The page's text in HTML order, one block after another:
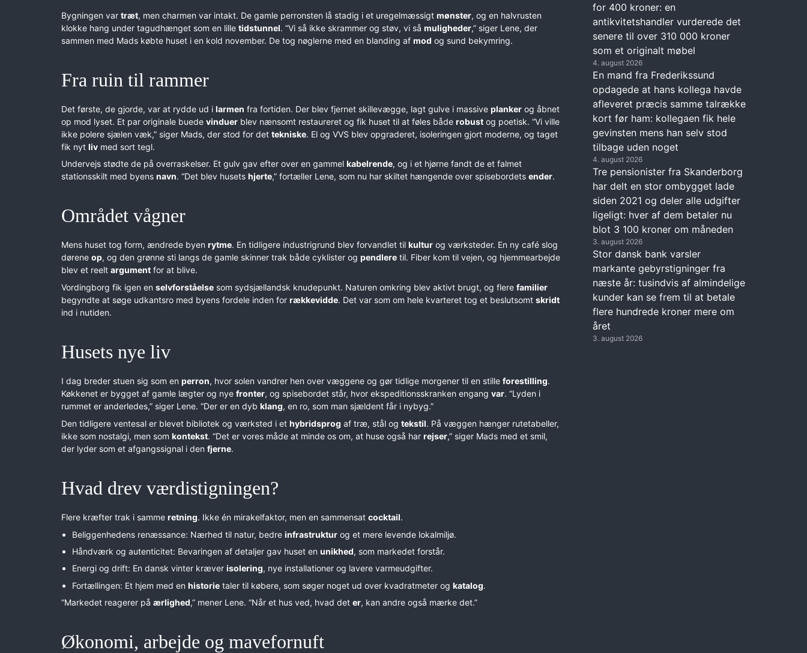
Bygningen var træt, men charmen var intakt. De gamle perronsten lå stadig i et uregelmæssigt mønster, og en halvrusten
klokke hang under tagudhænget som en lille tidstunnel. “Vi så ikke skrammer og støv, vi så muligheder,” siger Lene, der
sammen med Mads købte huset i en kold november. De tog nøglerne med en blanding af mod og sund bekymring.
Fra ruin til rammer
Det første, de gjorde, var at rydde ud i larmen fra fortiden. Der blev fjernet skillevægge, lagt gulve i massive planker og åbnet
op mod lyset. Et par originale buede vinduer blev nænsomt restaureret og fik huset til at føles både robust og poetisk. “Vi ville
ikke polere sjælen væk,” siger Mads, der stod for det tekniske. El og VVS blev opgraderet, isoleringen gjort moderne, og taget
fik nyt liv med sort tegl.
Undervejs stødte de på overraskelser. Et gulv gav efter over en gammel kabelrende, og i et hjørne fandt de et falmet
stationsskilt med byens navn. “Det blev husets hjerte,” fortæller Lene, som nu har skiltet hængende over spisebordets ender.
Området vågner
Mens huset tog form, ændrede byen rytme. En tidligere industrigrund blev forvandlet til kultur og værksteder. En ny café slog
dørene op, og den grønne sti langs de gamle skinner trak både cyklister og pendlere til. Fiber kom til vejen, og hjemmearbejde
blev et reelt argument for at blive.
Vordingborg fik igen en selvforståelse som sydsjællandsk knudepunkt. Naturen omkring blev aktivt brugt, og flere familier
begyndte at søge udkantsro med byens fordele inden for rækkevidde. Det var som om hele kvarteret tog et beslutsomt skridt
ind i nutiden.
Husets nye liv
I dag breder stuen sig som en perron, hvor solen vandrer hen over væggene og gør tidlige morgener til en stille forestilling.
Køkkenet er bygget af gamle lægter og nye fronter, og spisebordet står, hvor ekspeditionsskranken engang var. “Lyden i
rummet er anderledes,” siger Lene. “Der er en dyb klang, en ro, som man sjældent får i nybyg.”
Den tidligere ventesal er blevet bibliotek og værksted i et hybridsprog af træ, stål og tekstil. På væggen hænger rutetabeller,
ikke som nostalgi, men som kontekst. “Det er vores måde at minde os om, at huse også har rejser,” siger Mads med et smil,
der lyder som et afgangssignal i den fjerne.
Hvad drev værdistigningen?
Flere kræfter trak i samme retning. Ikke én mirakelfaktor, men en sammensat cocktail.
Beliggenhedens renæssance: Nærhed til natur, bedre infrastrukturog et mere levende lokalmiljø.
Håndværk og autenticitet: Bevaringen af detaljer gav huset en unikhed, som markedet forstår.
Energi og drift: En dansk vinter kræver isolering, nye installationer og lavere varmeudgifter.
Fortællingen: Et hjem med en historietaler til købere, som søger noget ud over kvadratmeter og katalog.
“Markedet reagerer på ærlighed,” mener Lene. “Når et hus ved, hvad det er, kan andre også mærke det.”
Økonomi, arbejde og mavefornuft
for 400 kroner: en
antikvitetshandler vurderede det
senere til over 310 000 kroner
som et originalt møbel
4. august 2026
En mand fra Frederikssund
opdagede at hans kollega havde
afleveret præcis samme talrække
kort før ham: kollegaen fik hele
gevinsten mens han selv stod
tilbage uden noget
4. august 2026
Tre pensionister fra Skanderborg
har delt en stor ombygget lade
siden 2021 og deler alle udgifter
ligeligt: hver af dem betaler nu
blot 3 100 kroner om måneden
3. august 2026
Stor dansk bank varsler
markante gebyrstigninger fra
næste år: tusindvis af almindelige
kunder kan se frem til at betale
flere hundrede kroner mere om
året
3. august 2026